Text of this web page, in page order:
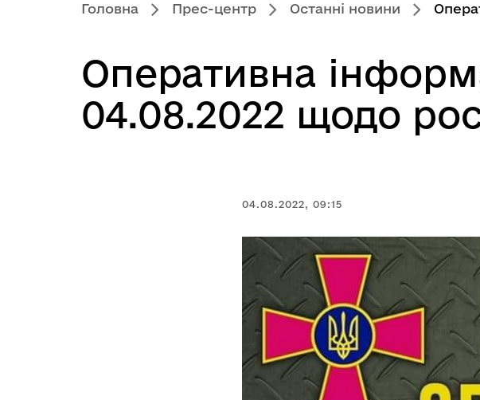
Головна Прес-центр Останні новини
Оперативна
04.08.2022 щодо
04.08.2022, 09:15